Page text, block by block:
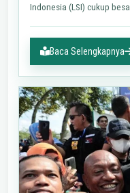
Indonesia (LSI) cukup
Baca Selengkapnya